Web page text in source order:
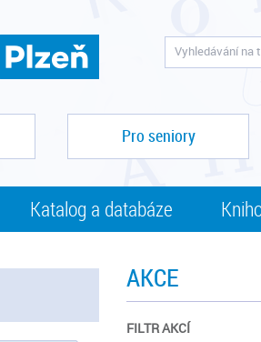
Pro seniory
Katalog a databáze
AKCE
FILTR AKCÍ